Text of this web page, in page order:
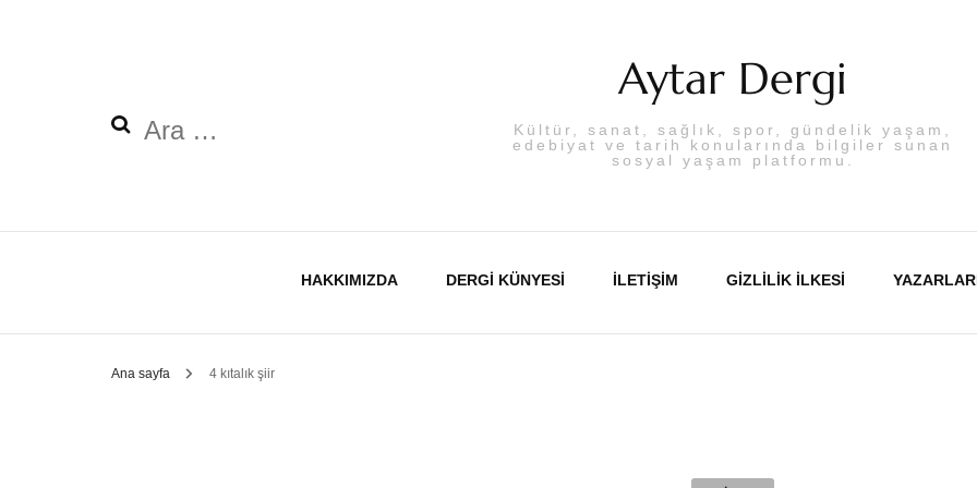
Arama:
Aytar Dergi
Kültür, sanat, sağlık, spor, gündelik yaşam,
edebiyat ve tarih konularında bilgiler sunan
sosyal yaşam platformu.
HAKKIMIZDA DERGI KÜNYESI İLETIŞIM GIZLILIK İLKESI
Ana sayfa 4 kıtalık şiir